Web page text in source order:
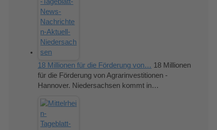
18 Millionen für die Förderung von… 18 Millionen
für die Förderung von Agrarinvestitionen -
Hannover. Niedersachsen kommt in…